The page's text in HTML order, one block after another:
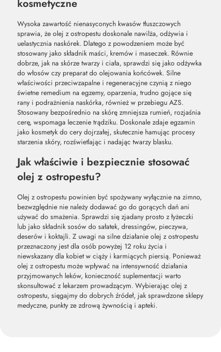
kosmetyczne
Wysoka zawartość nienasyconych kwasów tłuszczowych
sprawia, że olej z ostropestu doskonale nawilża, odżywia i
uelastycznia naskórek. Dlatego z powodzeniem może być
stosowany jako składnik maści, kremów i maseczek. Równie
dobrze, jak na skórze twarzy i ciała, sprawdzi się jako odżywka
do włosów czy preparat do olejowania końcówek. Silne
właściwości przeciwzapalne i regeneracyjne czynią z niego
świetne remedium na egzemy, oparzenia, trudno gojące się
rany i podrażnienia naskórka, również w przebiegu AZS.
Stosowany bezpośrednio na skórę zmniejsza rumień, rozjaśnia
cerę, wspomaga leczenie trądziku. Doskonale zdaje egzamin
jako kosmetyk do cery dojrzałej, skutecznie hamując procesy
starzenia skóry, rozświetlając i nadając twarzy blasku.
Jak właściwie i bezpiecznie stosować
olej z ostropestu?
Olej z ostropestu powinien być spożywany wyłącznie na zimno,
bezwzględnie nie należy dodawać go do gorących dań ani
używać do smażenia. Sprawdzi się zjadany prosto z łyżeczki
lub jako składnik sosów do sałatek, dressingów, pieczywa,
deserów i koktajli. Z uwagi na silne działanie olej z ostropestu
przeznaczony jest dla osób powyżej 12 roku życia i
niewskazany dla kobiet w ciąży i karmiących piersią. Ponieważ
olej z ostropestu może wpływać na intensywność działania
przyjmowanych leków, konieczność suplementacji warto
skonsultować z lekarzem prowadzącym. Wybierając olej z
ostropestu, sięgajmy do dobrych źródeł, jak sprawdzone sklepy
medyczne, punkty ze zdrową żywnością i apteki.